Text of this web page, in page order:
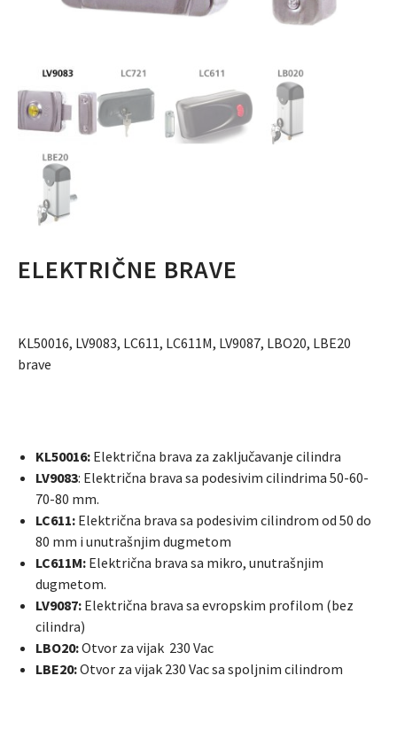
ELEKTRIČNE BRAVE
KL50016, LV9083, LC611, LC611M, LV9087, LBO20, LBE20
brave
KL50016: Električna brava za zaključavanje cilindra
LV9083: Električna brava sa podesivim cilindrima 50-60-
70-80 mm.
LC611: Električna brava sa podesivim cilindrom od 50 do
80 mm i unutrašnjim dugmetom
LC611M: Električna brava sa mikro, unutrašnjim
dugmetom.
LV9087: Električna brava sa evropskim profilom (bez
cilindra)
LBO20:Otvor za vijak 230 Vac
LBE20:Otvor za vijak 230 Vac sa spoljnim cilindrom